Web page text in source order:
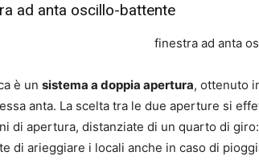
ad anta oscillo-battente
è un sistema a doppia apertura, ottenuto
anta. La scelta tra le due aperture si
di apertura, distanziate di un quarto di
di arieggiare i locali anche in caso di